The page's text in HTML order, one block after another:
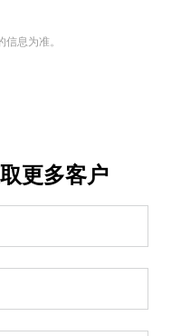
息为准。
更多客户